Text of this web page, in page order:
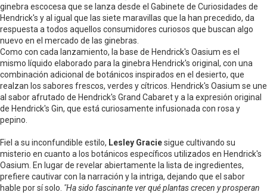
ginebra escocesa que se lanza desde el Gabinete de Curiosidades de
Hendrick's y al igual que las siete maravillas que la han precedido, da
respuesta a todos aquellos consumidores curiosos que buscan algo
nuevo en el mercado de las ginebras.
Como con cada lanzamiento, la base de Hendrick's Oasium es el
mismo líquido elaborado para la ginebra Hendrick's original, con una
combinación adicional de botánicos inspirados en el desierto, que
realzan los sabores frescos, verdes y cítricos. Hendrick's Oasium se une
al sabor afrutado de Hendrick's Grand Cabaret y a la expresión original
de Hendrick's Gin, que está curiosamente infusionada con rosa y
pepino.
Fiel a su inconfundible estilo, Lesley Graciesigue cultivando su
misterio en cuanto a los botánicos específicos utilizados en Hendrick's
Oasium. En lugar de revelar abiertamente la lista de ingredientes,
prefiere cautivar con la narración y la intriga, dejando que el sabor
hable por sí solo. "Ha sido fascinante ver qué plantas crecen y prosperan